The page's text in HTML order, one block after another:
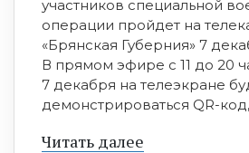
участников специальной
операции пройдет на
«Брянская Губерния» 7
В прямом эфире с 11 до 20
7 декабря на телеэкране
демонстрироваться QR-
Читать далее